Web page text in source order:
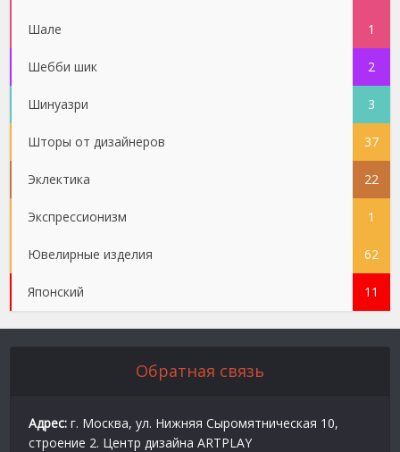
Шале 1
Шебби шик 2
Шинуазри 3
Шторы от дизайнеров 37
Эклектика 22
Экспрессионизм 1
Ювелирные изделия 62
Японский 11
Обратная связь
Адрес: г. Москва, ул. Нижняя Сыромятническая 10,
строение 2. Центр дизайна ARTPLAY